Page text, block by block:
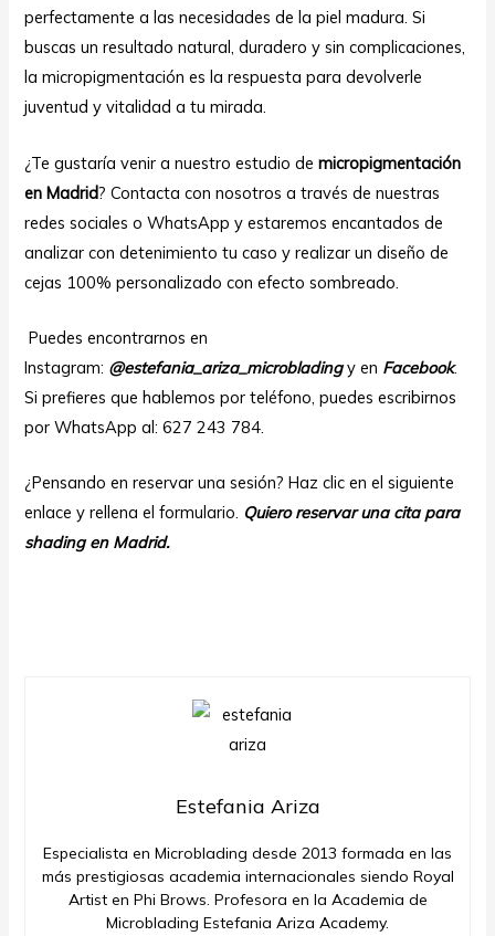
perfectamente a las necesidades de la piel madura. Si
buscas un resultado natural, duradero y sin complicaciones,
la micropigmentación es la respuesta para devolverle
juventud y vitalidad a tu mirada.
¿Te gustaría venir a nuestro estudio demicropigmentación
en Madrid? Contacta con nosotros a través de nuestras
redes sociales o WhatsApp y estaremos encantados de
analizar con detenimiento tu caso y realizar un diseño de
cejas 100% personalizado con efecto sombreado.
Puedes encontrarnos en
Instagram: @estefania_ariza_microbladingy en Facebook.
Si prefieres que hablemos por teléfono, puedes escribirnos
por WhatsApp al: 627 243 784.
¿Pensando en reservar una sesión? Haz clic en el siguiente
enlace y rellena el formulario. Quiero reservar una cita para
shading en Madrid.
Estefania Ariza
Especialista en Microblading desde 2013 formada en las
más prestigiosas academia internacionales siendo Royal
Artist en Phi Brows. Profesora en la Academia de
Microblading Estefania Ariza Academy.